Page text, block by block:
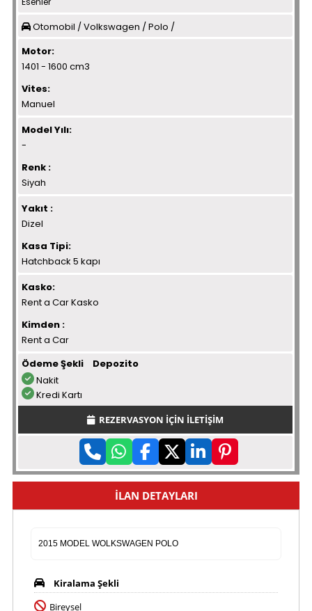
Otomobil / Volkswagen / Polo /
Motor:
1401 - 1600 cm3
Vites:
Manuel
Model Yılı:
-
Renk :
Siyah
Yakıt :
Dizel
Kasa Tipi:
Hatchback 5 kapı
Kasko:
Rent a Car Kasko
Kimden :
Rent a Car
Ödeme Şekli
Nakit
Kredi Kartı
Depozito
REZERVASYON İÇİN İLETİŞİM
İLAN DETAYLARI
2015 MODEL WOLKSWAGEN POLO
Kiralama Şekli
Bireysel